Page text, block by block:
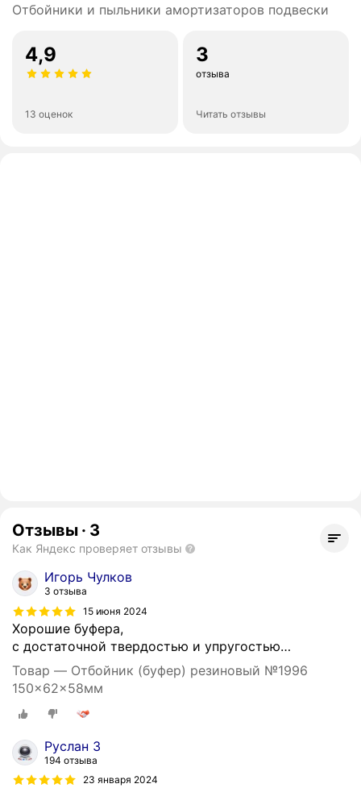
Отбойники и пыльники амортизаторов подвески
4,9
13 оценок
3
отзыва
Читать отзывы
Отзывы · 3
Как Яндекс проверяет отзывы
Игорь Чулков
3 отзыва
15 июня 2024
Хорошие буфера,
с достаточной твердостью и упругостью…
Товар — Отбойник (буфер) резиновый №1996
150×62×58мм
Руслан З
194 отзыва
23 января 2024